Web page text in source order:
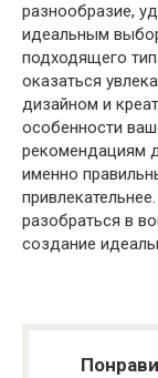
разнообразие,
идеальным
подходящего
оказаться
дизайном и
особенности
рекомендациям
именно
разобраться в
создание